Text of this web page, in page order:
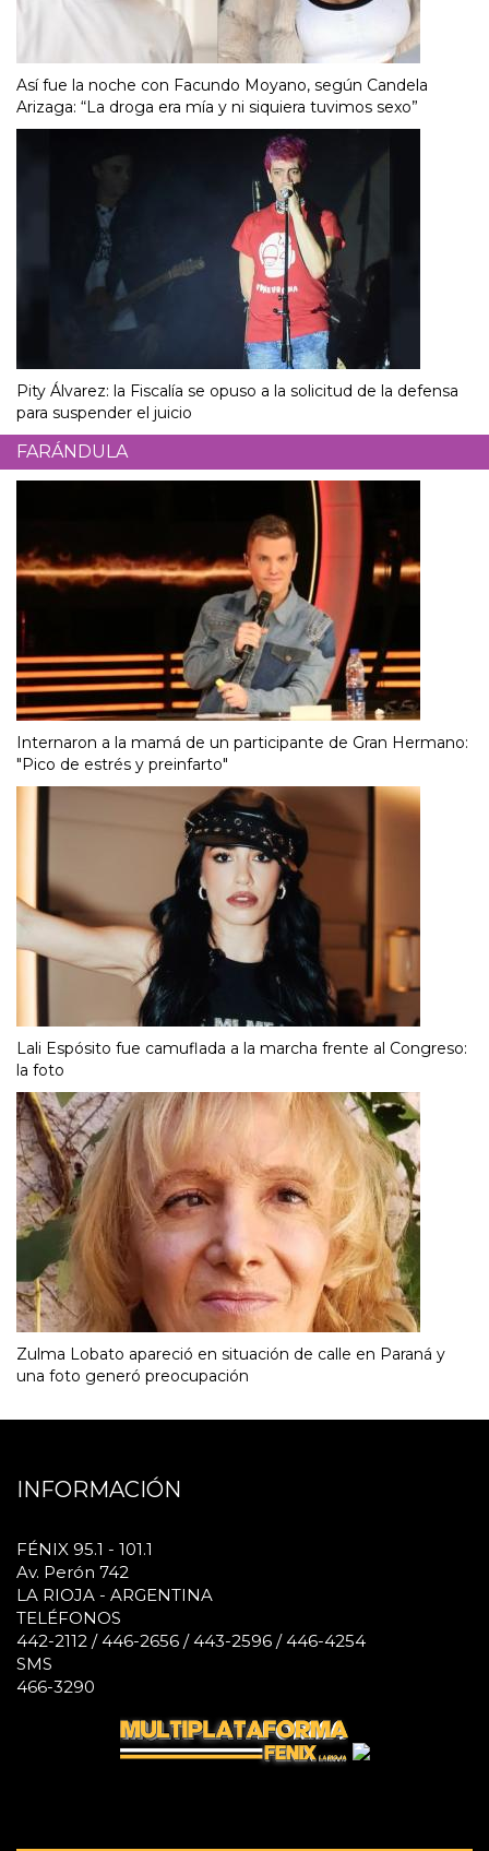
Así fue la noche con Facundo Moyano, según Candela
Arizaga: “La droga era mía y ni siquiera tuvimos sexo”
Pity Álvarez: la Fiscalía se opuso a la solicitud de la defensa
para suspender el juicio
FARÁNDULA
Internaron a la mamá de un participante de Gran Hermano:
"Pico de estrés y preinfarto"
Lali Espósito fue camuflada a la marcha frente al Congreso:
la foto
Zulma Lobato apareció en situación de calle en Paraná y
una foto generó preocupación
INFORMACIÓN
FÉNIX 95.1 - 101.1
Av. Perón 742
LA RIOJA - ARGENTINA
TELÉFONOS
442-2112 / 446-2656 / 443-2596 / 446-4254
SMS
466-3290